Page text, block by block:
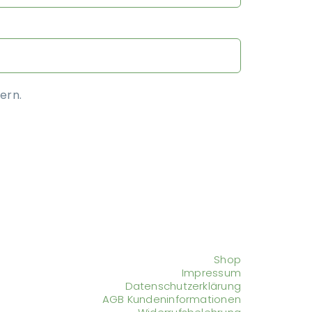
Shop
Impressum
Datenschutzerklärung
AGB Kundeninformationen